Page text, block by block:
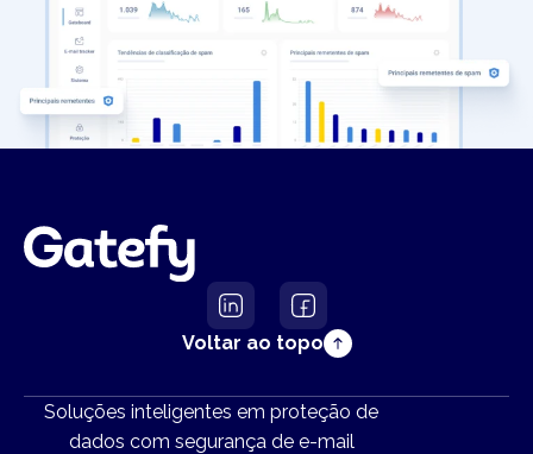
Voltar ao topo
Soluções inteligentes em proteção de
dados com segurança de e-mail